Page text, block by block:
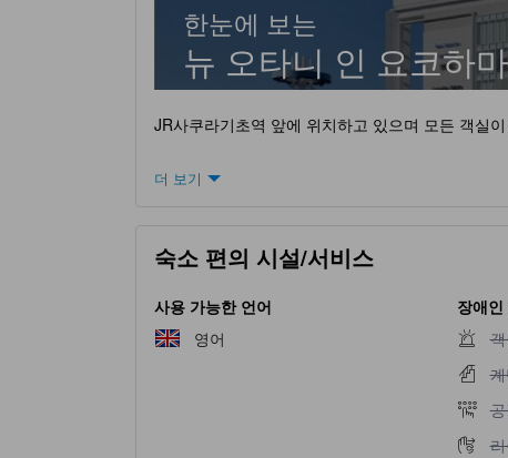
한눈에 보는
뉴 오타니 인 요코하
JR사쿠라기초역 앞에 위치하고 있으며 모든 객실
더 보기
숙소 편의 시설/서비스
사용 가능한 언어
영어
장애
객
계
공
리